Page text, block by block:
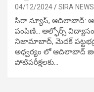
04/12/2024 SIRA NEWS
సిరా న్యూస్, ఆదిలాబాద్:
పంపిణి… ఆల్ఫోర్స్
నిజామాబాద్, మెదక్
అధ్వర్యం లో ఆదిలాబాద్ జిల్లా
పోటిప‌రీక్ష‌ల‌కు…